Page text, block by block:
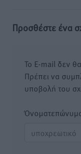
Προσθέστε ένα
Το E-mail δεν
Πρέπει να
υποβολή του